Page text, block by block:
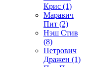
Крис (1)
Маравич
Пит (2)
Нэш Стив
(8)
Петрович
Дражен (1)